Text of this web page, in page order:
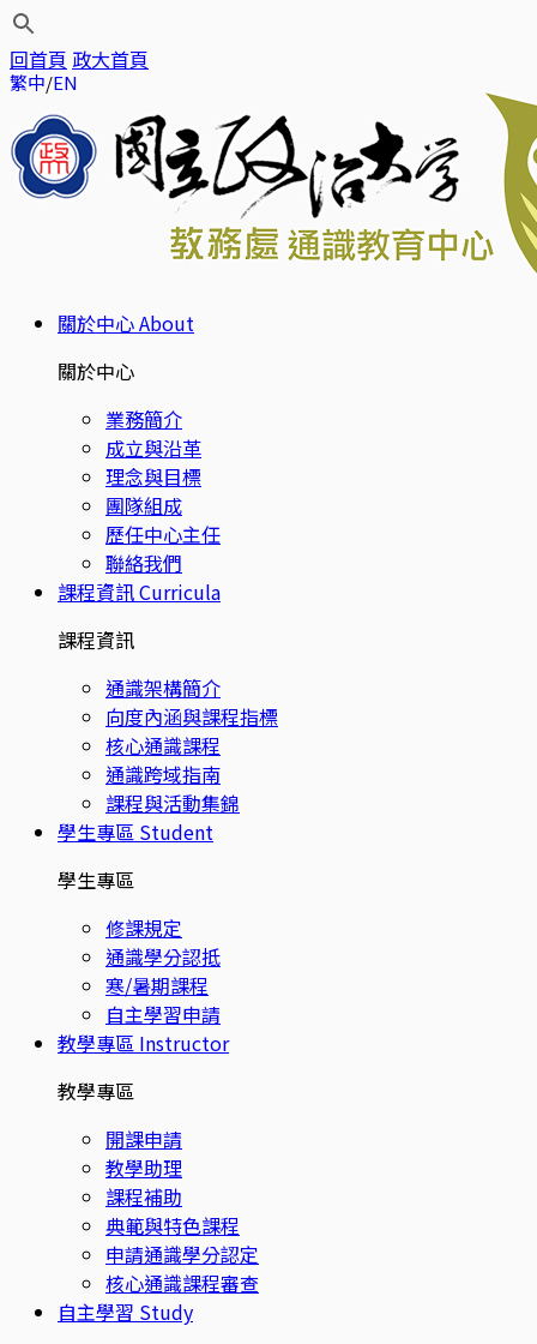
回首頁 政大首頁
繁中 EN
關於中心About
關於中心
業務簡介
成立與沿革
理念與目標
團隊組成
歷任中心主任
聯絡我們
課程資訊Curricula
課程資訊
通識架構簡介
向度內涵與課程指標
核心通識課程
通識跨域指南
課程與活動集錦
學生專區 Student
學生專區
修課規定
通識學分認抵
寒/暑期課程
自主學習申請
教學專區 Instructor
教學專區
開課申請
教學助理
課程補助
典範與特色課程
申請通識學分認定
核心通識課程審查
自主學習 Study